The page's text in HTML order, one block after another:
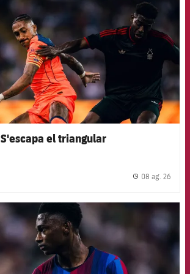
S'escapa el triangular
08 ag. 26
FCB Barcelona badge